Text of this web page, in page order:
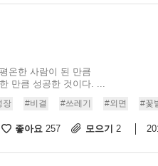
온한 사람이 된 만큼
만큼 성공한 것이다. ...
장 #비결 #쓰레기 #외면 #꽃
좋아요 257 모으기 2